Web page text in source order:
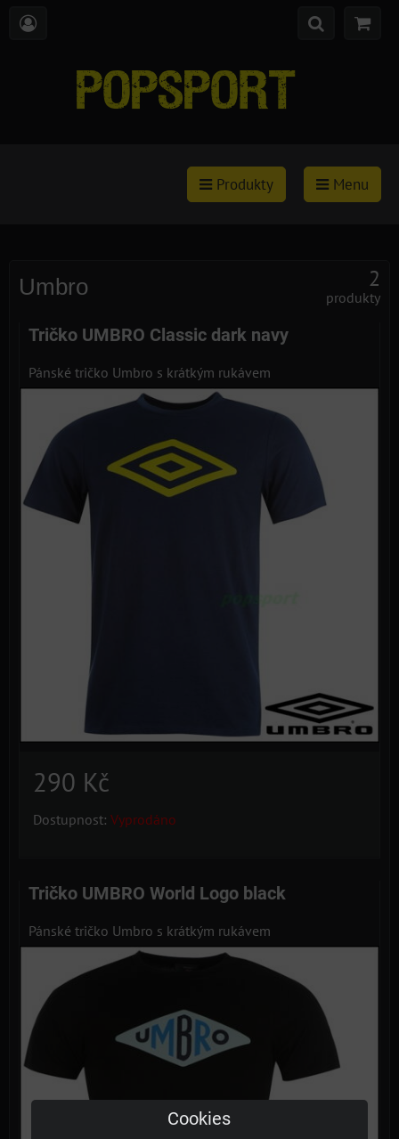
Produkty Menu
Umbro 2
produkty
Tričko UMBRO Classic dark navy
Pánské tričko Umbro s krátkým rukávem
290 Kč
Dostupnost: Vyprodáno
Tričko UMBRO World Logo black
Pánské tričko Umbro s krátkým rukávem
Cookies